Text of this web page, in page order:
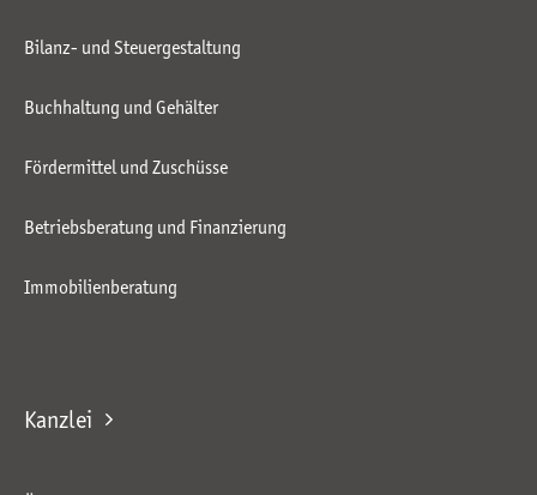
Bilanz- und Steuergestaltung
Buchhaltung und Gehälter
Fördermittel und Zuschüsse
Betriebsberatung und Finanzierung
Immobilienberatung
Kanzlei